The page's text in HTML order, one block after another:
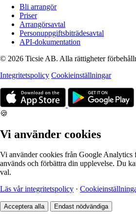
Bli arrangör
Priser
Arrangörsavtal
Personuppgiftsbiträdesavtal
API-dokumentation
© 2026 Ticsie AB. Alla rättigheter
Integritetspolicy Cookieinställningar
🍪
Vi använder cookies
Vi använder cookies från Google Analytics
används och förbättra din upplevelse. Du
val.
Läs vår integritetspolicy ·
Acceptera alla Endast nödvändiga